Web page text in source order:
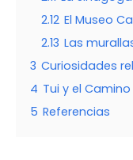
2.12 El Museo
2.13 Las
3 Curiosidades
4 Tui y el
5 Referencias